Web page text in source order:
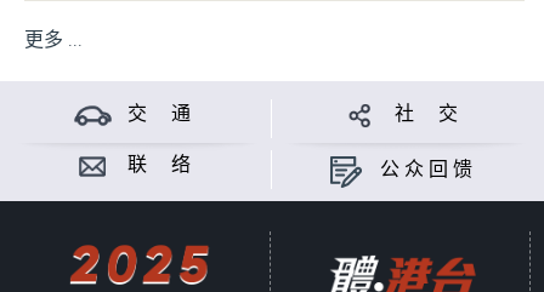
更多 ...
交 通 社 交
联 络 公众回馈